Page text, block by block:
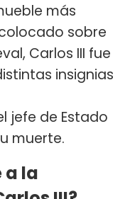
más
sobre
Carlos III fue
insignias
jefe de Estado
muerte.
a la